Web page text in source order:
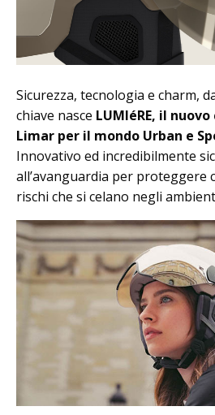
Sicurezza, tecnologia e charm,
chiave nasce LUMIéRE, il
Limar per il mondo Urban e
Innovativo ed incredibilmente
all’avanguardia per proteggere
rischi che si celano negli